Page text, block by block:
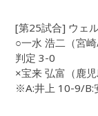
[第25試合] ウェ
○一水 浩二（宮
判定 3-0
×宝来 弘富（鹿
※A:井上 10-9/B: